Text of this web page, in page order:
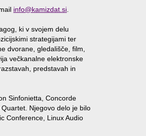
info@kamizdat.si.
ki v svojem delu
strategijami ter
dvorane, gledališče, film,
večkanalne elektronske
predstavah in
Sinfonietta, Concorde
Njegovo delo je bilo
Conference, Linux Audio